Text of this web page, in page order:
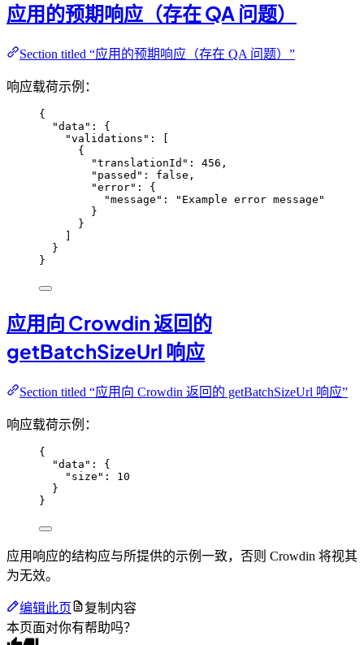
应用的预期响应（存在 QA 问题）
Section titled “应用的预期响应（存在 QA 问题）”
响应载荷示例：
{
"data" : {
"validations" : [
{
"translationId" : 456 ,
"passed" : false ,
"error" : {
"message" : " Example error message "
}
}
}
}
应用向 Crowdin 返回的
getBatchSizeUrl 响应
Section titled “应用向 Crowdin 返回的 getBatchSizeUrl 响应”
响应载荷示例：
{
"data" : {
"size" : 10
}
}
应用响应的结构应与所提供的示例一致，否则 Crowdin 将视其
为无效。
编辑此页
复制内容
本页面对你有帮助吗？